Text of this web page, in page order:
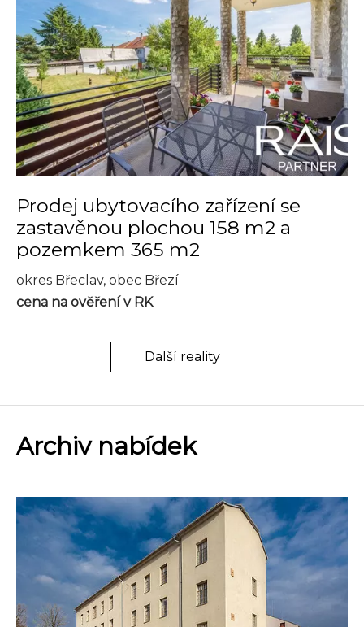
Prodej ubytovacího zařízení se
zastavěnou plochou 158 m2 a
pozemkem 365 m2
okres Břeclav, obec Březí
cena na ověření v RK
Další reality
Archiv nabídek